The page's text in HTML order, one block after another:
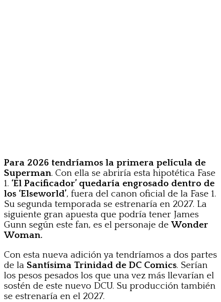
Para 2026 tendríamos la primera película de
Superman. Con ella se abriría esta hipotética Fase
1. ‘El Pacificador’ quedaría engrosado dentro de
los ‘Elseworld’, fuera del canon oficial de la Fase 1.
Su segunda temporada se estrenaría en 2027. La
siguiente gran apuesta que podría tener James
Gunn según este fan, es el personaje deWonder
Woman.
Con esta nueva adición ya tendríamos a dos partes
de la Santísima Trinidad de DC Comics. Serían
los pesos pesados los que una vez más llevarían el
sostén de este nuevo DCU. Su producción también
se estrenaría en el 2027.